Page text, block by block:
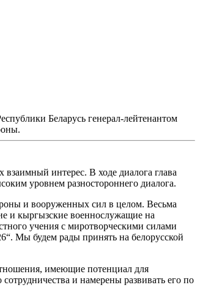
Беларусь генерал-лейтенантом
интерес. В ходе диалога глава
уровнем разностороннего диалога.
и вооруженных сил в целом. Весьма
и кыргызские военнослужащие на
учения с миротворческими силами
Мы будем рады принять на белорусской
имеющие потенциал для
и намерены развивать его по